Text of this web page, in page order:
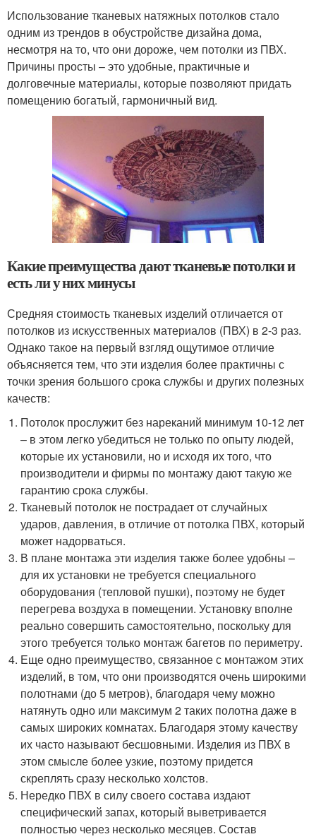
Использование тканевых натяжных потолков стало
одним из трендов в обустройстве дизайна дома,
несмотря на то, что они дороже, чем потолки из ПВХ.
Причины просты – это удобные, практичные и
долговечные материалы, которые позволяют придать
помещению богатый, гармоничный вид.
Какие преимущества дают тканевые потолки и
есть ли у них минусы
Средняя стоимость тканевых изделий отличается от
потолков из искусственных материалов (ПВХ) в 2-3 раз.
Однако такое на первый взгляд ощутимое отличие
объясняется тем, что эти изделия более практичны с
точки зрения большого срока службы и других полезных
качеств:
Потолок прослужит без нареканий минимум 10-12 лет
– в этом легко убедиться не только по опыту людей,
которые их установили, но и исходя их того, что
производители и фирмы по монтажу дают такую же
гарантию срока службы.
Тканевый потолок не пострадает от случайных
ударов, давления, в отличие от потолка ПВХ, который
может надорваться.
В плане монтажа эти изделия также более удобны –
для их установки не требуется специального
оборудования (тепловой пушки), поэтому не будет
перегрева воздуха в помещении. Установку вполне
реально совершить самостоятельно, поскольку для
этого требуется только монтаж багетов по периметру.
Еще одно преимущество, связанное с монтажом этих
изделий, в том, что они производятся очень широкими
полотнами (до 5 метров), благодаря чему можно
натянуть одно или максимум 2 таких полотна даже в
самых широких комнатах. Благодаря этому качеству
их часто называют бесшовными. Изделия из ПВХ в
этом смысле более узкие, поэтому придется
скреплять сразу несколько холстов.
Нередко ПВХ в силу своего состава издают
специфический запах, который выветривается
полностью через несколько месяцев. Состав